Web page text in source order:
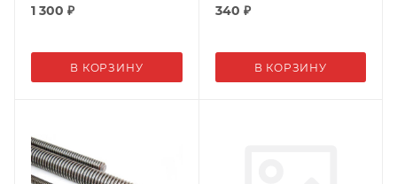
1 300 ₽
В КОРЗИНУ
340 ₽
В КОРЗИНУ